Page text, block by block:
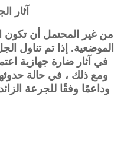
آثار
من غير المحتمل أن تكون
الموضعية. إذا تم تناول
في آثار ضارة جهازية
ومع ذلك ، في حالة
وداعمًا وفقًا للجرعة